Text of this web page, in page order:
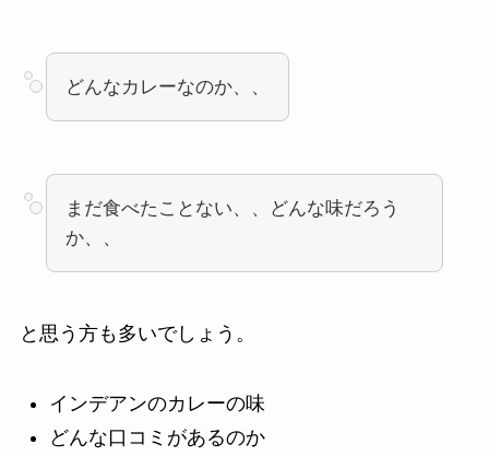
どんなカレーなのか、、
まだ食べたことない、、どんな味だろう
か、、
と思う方も多いでしょう。
インデアンのカレーの味
どんな口コミがあるのか